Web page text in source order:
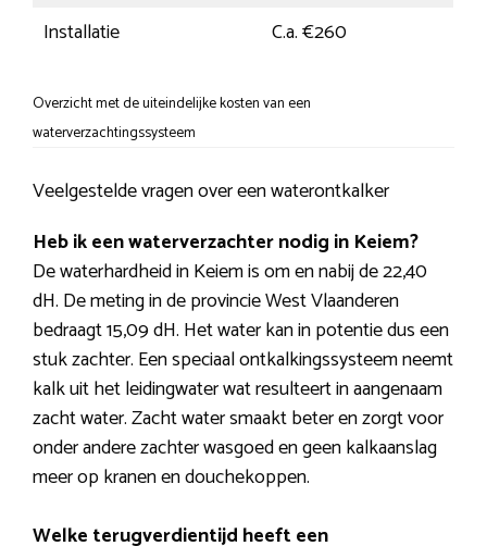
Installatie
C.a. €260
Overzicht met de uiteindelijke kosten van een
waterverzachtingssysteem
Veelgestelde vragen over een waterontkalker
Heb ik een waterverzachter nodig in Keiem?
De waterhardheid in Keiem is om en nabij de 22,40
dH. De meting in de provincie West Vlaanderen
bedraagt 15,09 dH. Het water kan in potentie dus een
stuk zachter. Een speciaal ontkalkingssysteem neemt
kalk uit het leidingwater wat resulteert in aangenaam
zacht water. Zacht water smaakt beter en zorgt voor
onder andere zachter wasgoed en geen kalkaanslag
meer op kranen en douchekoppen.
Welke terugverdientijd heeft een